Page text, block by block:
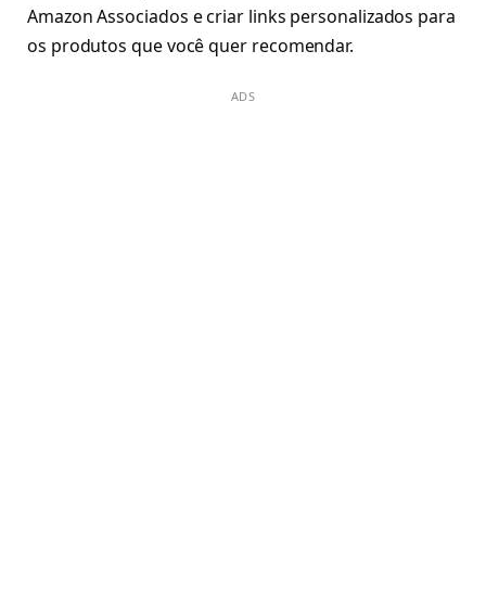
Amazon Associados e criar links personalizados para
os produtos que você quer recomendar.
ADS